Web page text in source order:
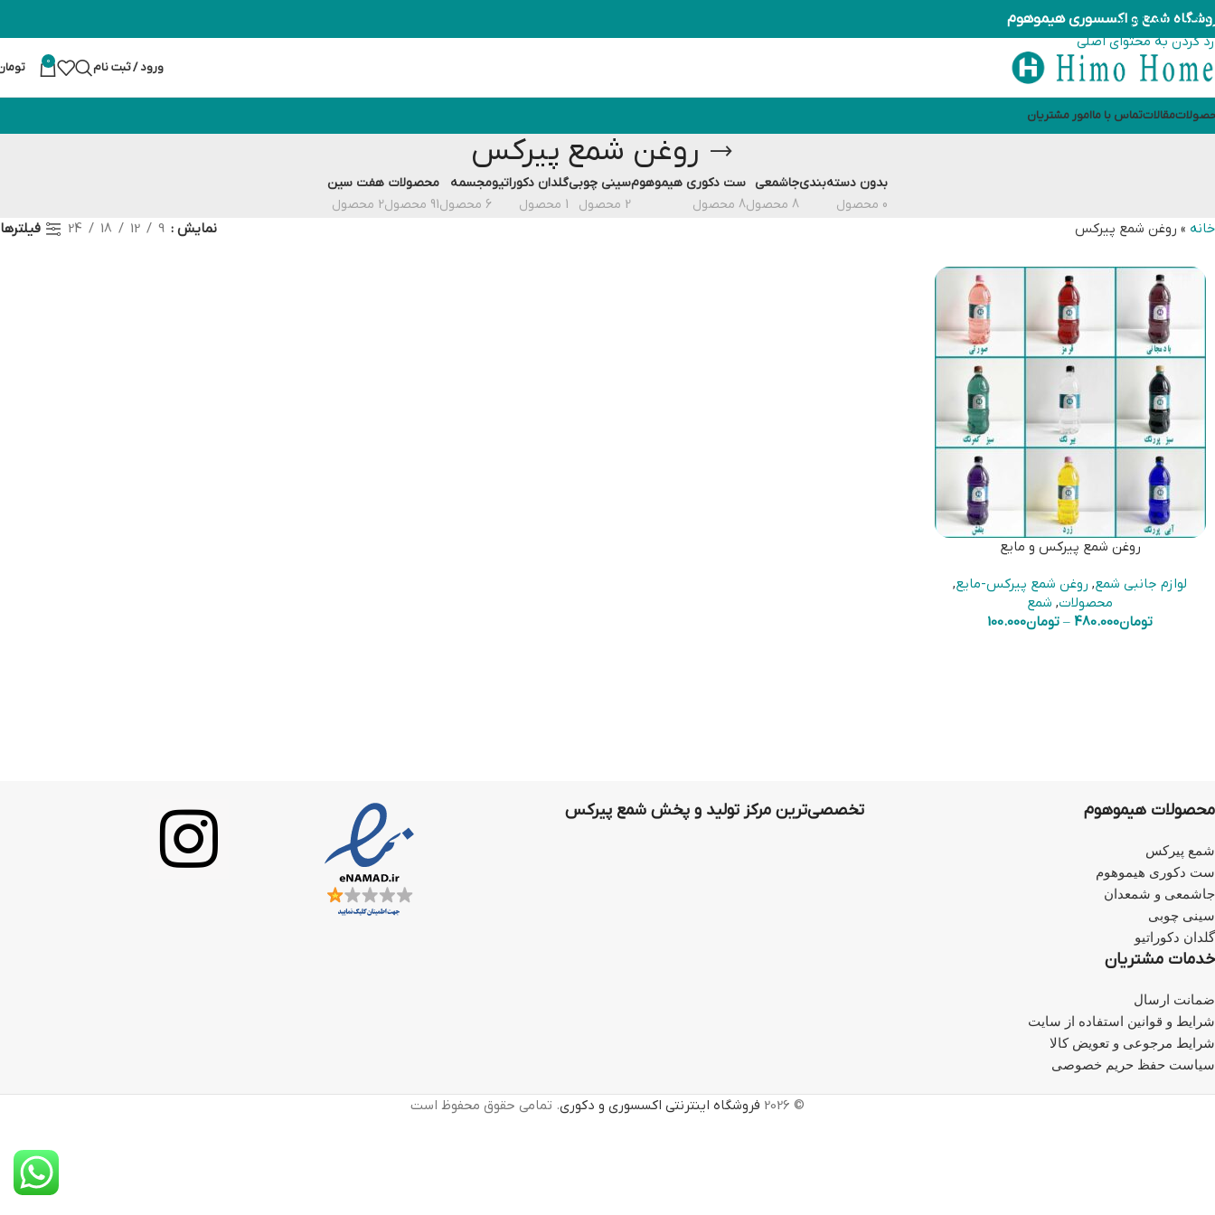
رد کردن به ناوبری
رد کردن به محتوای اصلی
شمع و اکسسوری هیموهوم
ورود / ثبت نام 0
مقالاتتماس با ماامور مشتریان
روغن شمع پیرکس
بدون دسته‌بندی
0 محصول
جاشمعی
8 محصول
ست دکوری هیموهوم
8 محصول
سینی چوبی
2 محصول
گلدان دکوراتیو
1 محصول
مجسمه
6 محصول
محصولات
91 محصول
هفت سین
2 محصول
خانه » روغن شمع پیرکس نمایش 9
12
18
24 فیلترها
روغن شمع پیرکس و مایع
لوازم جانبی شمع, روغن شمع پیرکس-مایع,
محصولات, شمع
تومان480.000
– تومان100.000
محصولات هیموهوم
شمع پیرکس
ست دکوری هیموهوم
جاشمعی و شمعدان
سینی چوبی
گلدان دکوراتیو
خدمات مشتریان
ضمانت ارسال
شرایط و قوانین استفاده از سایت
شرایط مرجوعی و تعویض کالا
سیاست حفظ حریم خصوصی
تخصصی‌ترین مرکز تولید و پخش شمع پیرکس
© 2026 فروشگاه اینترنتی اکسسوری و دکوری. تمامی حقوق محفوظ است